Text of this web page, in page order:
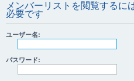
メンバーリストを閲覧するに
必要です
ユーザー名:
パスワード: